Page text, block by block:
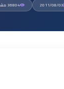
2011/08/03 36804 مشاهدة